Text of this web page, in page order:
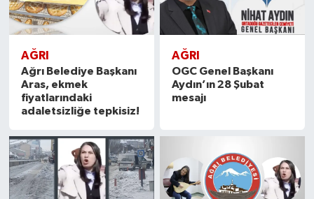
AĞRI
Ağrı Belediye Başkanı
Aras, ekmek
fiyatlarındaki
adaletsizliğe tepkisiz!
AĞRI
OGC Genel Başkanı
Aydın’ın 28 Şubat
mesajı